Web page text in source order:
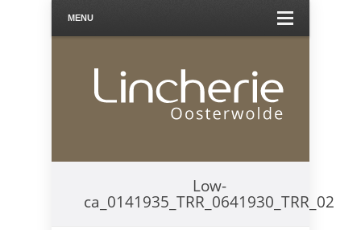
MENU
Low-
ca_0141935_TRR_0641930_TRR_02